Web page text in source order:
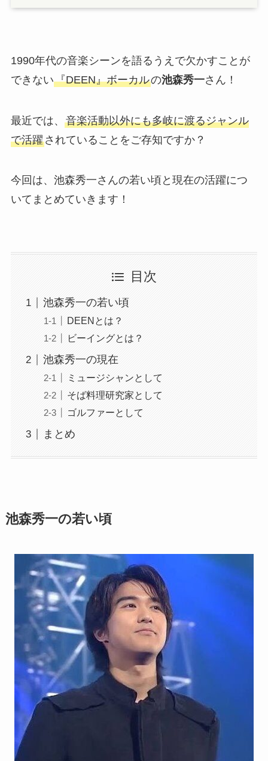
1990年代の音楽シーンを語るうえで欠かすことが
できない『DEEN』ボーカルの池森秀一さん！
最近では、 音楽活動以外にも多岐に渡るジャンル
で活躍されていることをご存知ですか？
今回は、池森秀一さんの若い頃と現在の活躍につ
いてまとめていきます！
目次
池森秀一の若い頃
DEENとは？
ビーイングとは？
池森秀一の現在
ミュージシャンとして
そば料理研究家として
ゴルファーとして
まとめ
池森秀一の若い頃